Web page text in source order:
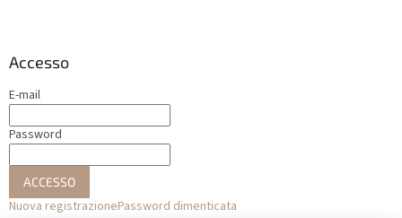
Accesso
E-mail
Password
ACCESSO
Nuova registrazionePassword dimenticata